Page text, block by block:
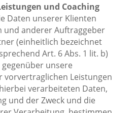
und Coaching
Daten unserer Klienten
und anderer Auftraggeber
(einheitlich bezeichnet
Art. 6 Abs. 1 lit. b)
gegenüber unsere
vorvertraglichen Leistungen
verarbeiteten Daten,
und der Zweck und die